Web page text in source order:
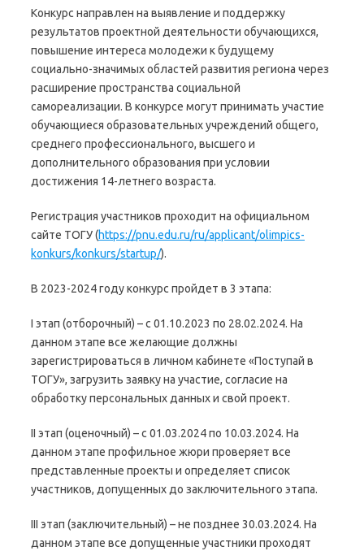
Конкурс направлен на выявление и поддержку
результатов проектной деятельности обучающихся,
повышение интереса молодежи к будущему
социально-значимых областей развития региона через
расширение пространства социальной
самореализации. В конкурсе могут принимать участие
обучающиеся образовательных учреждений общего,
среднего профессионального, высшего и
дополнительного образования при условии
достижения 14-летнего возраста.
Регистрация участников проходит на официальном
сайте ТОГУ (https://pnu.edu.ru/ru/applicant/olimpics-
konkurs/konkurs/startup/).
В 2023-2024 году конкурс пройдет в 3 этапа:
I этап (отборочный) – c 01.10.2023 по 28.02.2024. На
данном этапе все желающие должны
зарегистрироваться в личном кабинете «Поступай в
ТОГУ», загрузить заявку на участие, согласие на
обработку персональных данных и свой проект.
II этап (оценочный) – с 01.03.2024 по 10.03.2024. На
данном этапе профильное жюри проверяет все
представленные проекты и определяет список
участников, допущенных до заключительного этапа.
III этап (заключительный) – не позднее 30.03.2024. На
данном этапе все допущенные участники проходят